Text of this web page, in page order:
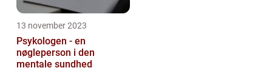
13 november 2023
Psykologen - en
nøgleperson i den
mentale sundhed